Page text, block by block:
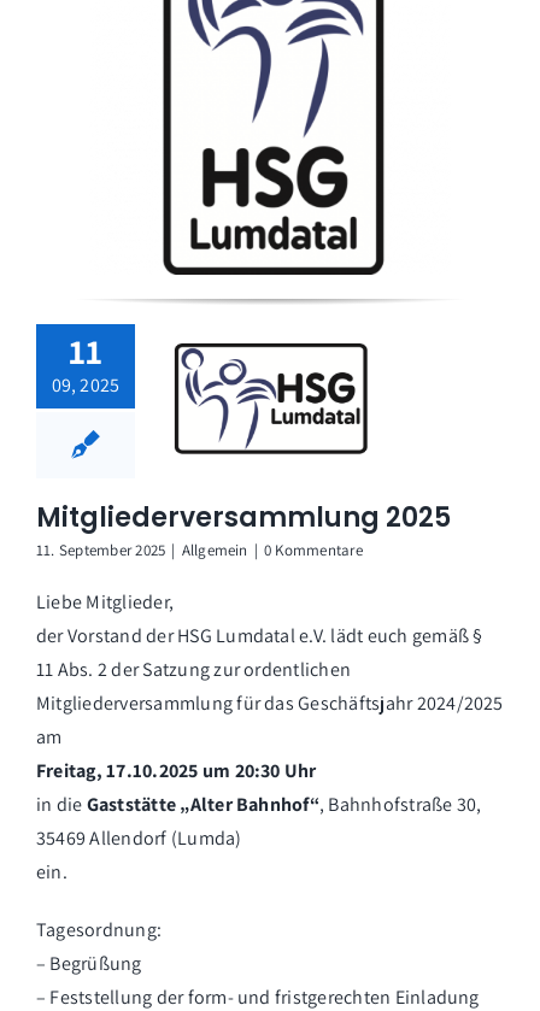
11
09, 2025
Mitgliederversammlung 2025
11. September 2025 | Allgemein | 0 Kommentare
Liebe Mitglieder,
der Vorstand der HSG Lumdatal e.V. lädt euch gemäß §
11 Abs. 2 der Satzung zur ordentlichen
Mitgliederversammlung für das Geschäftsjahr 2024/2025
am
Freitag, 17.10.2025 um 20:30 Uhr
in dieGaststätte „Alter Bahnhof“, Bahnhofstraße 30,
35469 Allendorf (Lumda)
ein.
Tagesordnung:
– Begrüßung
– Feststellung der form- und fristgerechten Einladung